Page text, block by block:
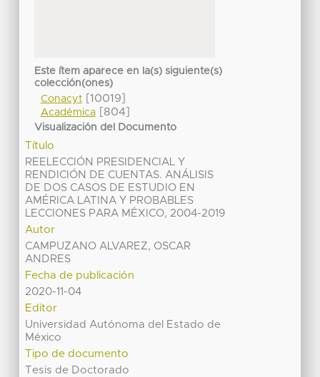
Este ítem aparece en la(s) siguiente(s)
colección(ones)
Conacyt[10019]
Académica[804]
Visualización del Documento
Título
REELECCIÓN PRESIDENCIAL Y
RENDICIÓN DE CUENTAS. ANÁLISIS
DE DOS CASOS DE ESTUDIO EN
AMÉRICA LATINA Y PROBABLES
LECCIONES PARA MÉXICO, 2004-2019
Autor
CAMPUZANO ALVAREZ, OSCAR
ANDRES
Fecha de publicación
2020-11-04
Editor
Universidad Autónoma del Estado de
México
Tipo de documento
Tesis de Doctorado